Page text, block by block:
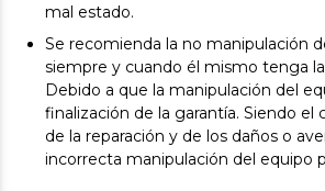
mal estado.
Se recomienda la no manipulación
siempre y cuando él mismo tenga
Debido a que la manipulación del
finalización de la garantía. Siendo el
de la reparación y de los daños o
incorrecta manipulación del equipo